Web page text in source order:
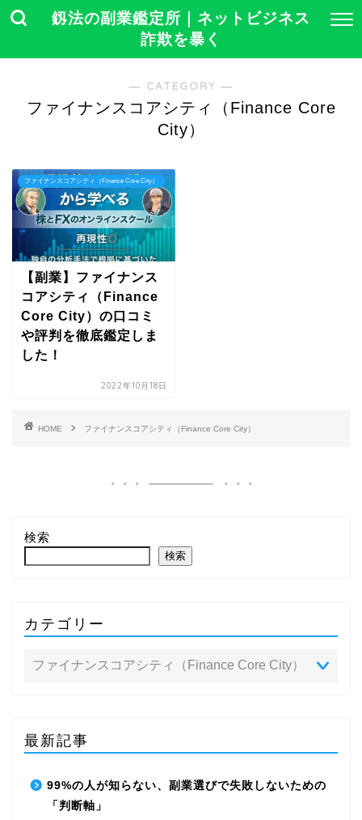
釼法の副業鑑定所｜ネットビジネス
詐欺を暴く
― CATEGORY ―
ファイナンスコアシティ（Finance Core
City）
ファイナンスコアシティ（Finance Core City）
【副業】ファイナンス
コアシティ（Finance
Core City）の口コミ
や評判を徹底鑑定しま
した！
2022年10月18日
HOME ファイナンスコアシティ（Finance Core City）
検索
検索
カテゴリー
最新記事
99%の人が知らない、副業選びで失敗しないための
「判断軸」